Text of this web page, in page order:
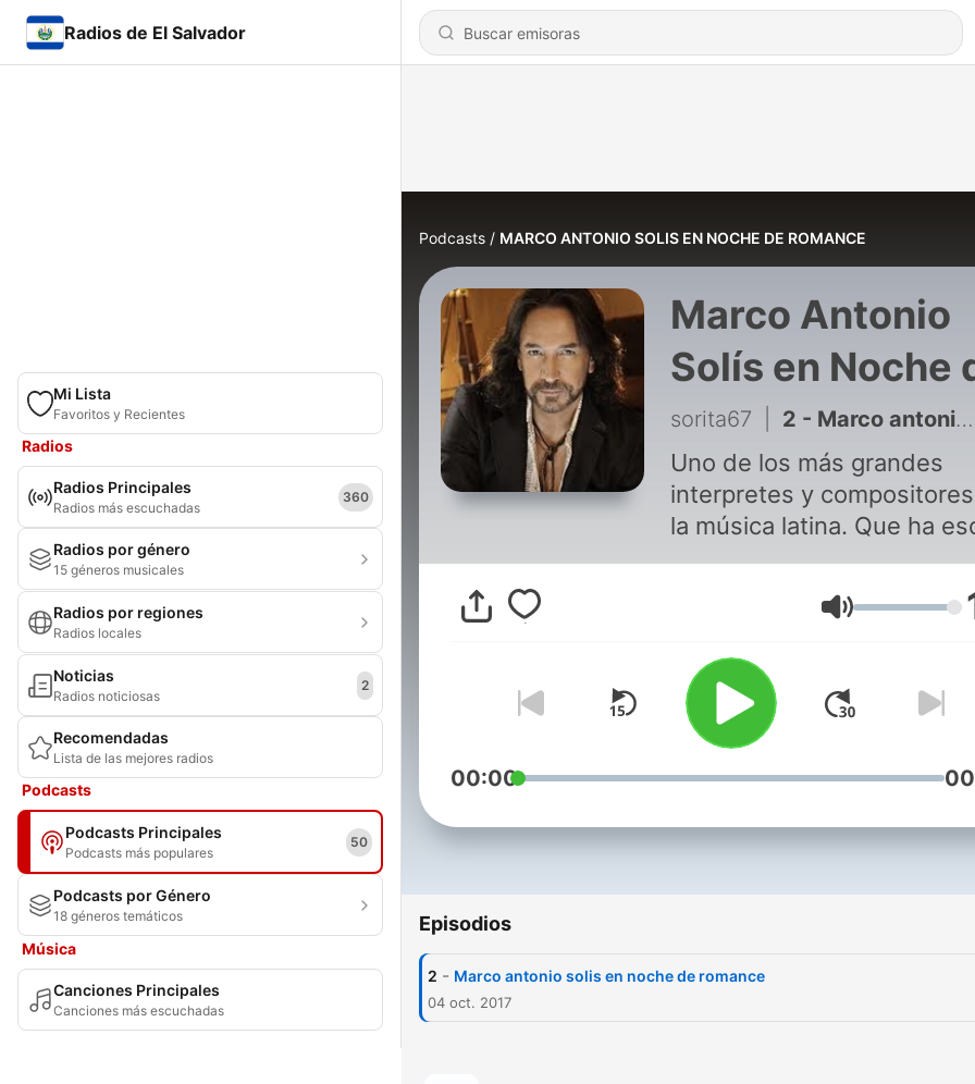
Radios de El Salvador
Mi Lista
Favoritos y Recientes
Radios
Radios Principales
Radios más escuchadas
360
Radios por género
15 géneros musicales
Radios por regiones
Radios locales
Noticias
Radios noticiosas
2
Recomendadas
Lista de las mejores radios
Podcasts
Podcasts Principales
Podcasts más populares
50
Podcasts por Género
18 géneros temáticos
Música
Canciones Principales
Canciones más escuchadas
Podcasts MARCO ANTONIO SOLIS EN NOCHE DE ROMANCE
Marco Antonio
Solís en Noche
Romance
sorita67 2 - Marco antonio solis en noche de romance
Uno de los más grandes
interpretes y
la música latina. Que ha
miles de canciones con
que llegan al alma y que
hace sentir los
más profundos hacia el ser
que amamos. Ese es
Antonio Solís, un hombre
verdaderamente
Puedes disfrutar de este
romántica en
descarga nuestra
La radio que es para tì The
Volumen
00:00
Episodios
2 - Marco antonio solis en noche de romance
04 oct. 2017